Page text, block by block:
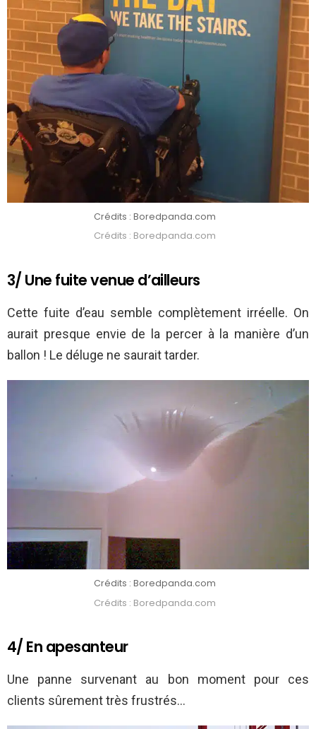
Crédits : Boredpanda.com
Crédits : Boredpanda.com
3/ Une fuite venue d’ailleurs
Cette fuite d’eau semble complètement irréelle. On
aurait presque envie de la percer à la manière d’un
ballon ! Le déluge ne saurait tarder.
Crédits : Boredpanda.com
Crédits : Boredpanda.com
4/ En apesanteur
Une panne survenant au bon moment pour ces
clients sûrement très frustrés…